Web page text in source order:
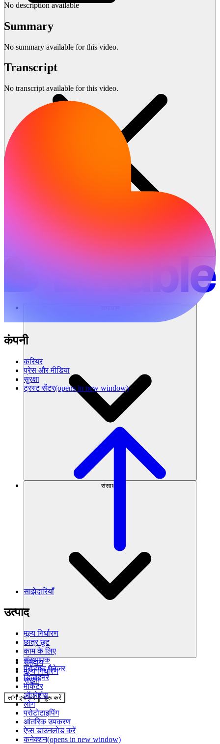
संसाधन
समुदाय
मूल्य निर्धारण
सुरक्षा
लॉग इन करें शुरू करें
No description available
Summary
No summary available for this video.
Transcript
No transcript available for this video.
कंपनी
करियर
प्रेस और मीडिया
सुरक्षा
ट्रस्ट सेंटर(opens in new window)
साझेदारियाँ
उत्पाद
मूल्य निर्धारण
छात्र छूट
काम के लिए
संस्थापक
प्रोडक्ट मैनेजर
डिज़ाइनर
मार्केटर
ऑपरेशंस
लोग
प्रोटोटाइपिंग
आंतरिक उपकरण
ऐप्स डाउनलोड करें
कनेक्शन(opens in new window)